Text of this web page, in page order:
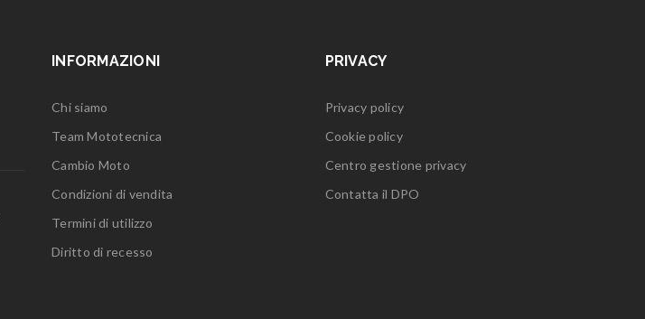
INFORMAZIONI
Chi siamo
Team Mototecnica
Cambio Moto
Condizioni di vendita
Termini di utilizzo
Diritto di recesso
PRIVACY
Privacy policy
Cookie policy
Centro gestione privacy
Contatta il DPO